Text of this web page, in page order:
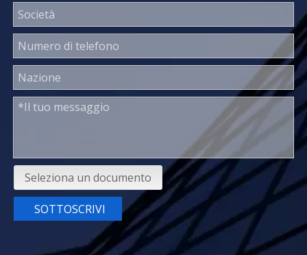
Seleziona un documento
SOTTOSCRIVI